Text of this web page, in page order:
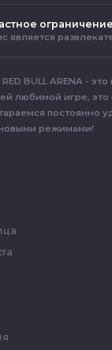
ограничение
является
BULL ARENA -
любимой игре, это
постоянно
режимами!